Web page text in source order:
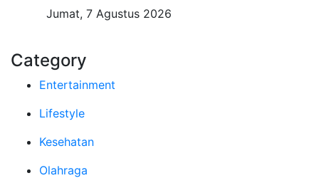
Jumat, 7 Agustus 2026
Category
Entertainment
Lifestyle
Kesehatan
Olahraga